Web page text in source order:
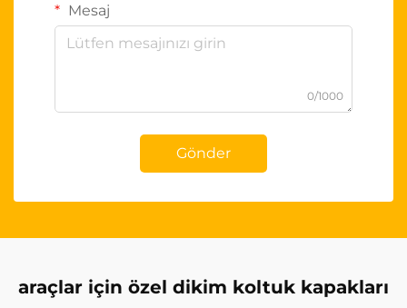
Mesaj
0/1000
Gönder
araçlar için özel dikim koltuk kapakları